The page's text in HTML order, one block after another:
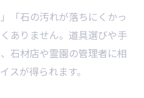
「石の汚れが落ちにくかっ
ありません。道具選びや手
石材店や霊園の管理者に相
スが得られます。